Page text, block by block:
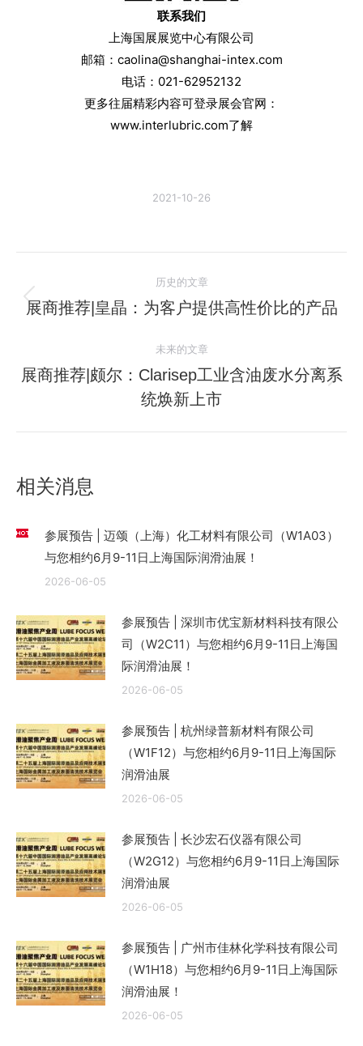
联系我们
上海国展展览中心有限公司
邮箱：caolina@shanghai-intex.com
电话：021-62952132
更多往届精彩内容可登录展会官网：
www.interlubric.com了解
2021-10-26
章
航
历史的文章
历
的
文
章：
展商推荐|皇晶：为客户提供高性价比的产品
未来的文章
未
来
的
展商推荐|颇尔：Clarisep工业含油废水分离系
统焕新上市
相关消息
参展预告 | 迈颂（上海）化工材料有限公司（W1A03）
与您相约6月9-11日上海国际润滑油展！
2026-06-05
参展预告 | 深圳市优宝新材料科技有限公
司（W2C11）与您相约6月9-11日上海国
际润滑油展！
2026-06-05
参展预告 | 杭州绿普新材料有限公司
（W1F12）与您相约6月9-11日上海国际
润滑油展
2026-06-05
参展预告 | 长沙宏石仪器有限公司
（W2G12）与您相约6月9-11日上海国际
润滑油展
2026-06-05
参展预告 | 广州市佳林化学科技有限公司
（W1H18）与您相约6月9-11日上海国际
润滑油展！
2026-06-05